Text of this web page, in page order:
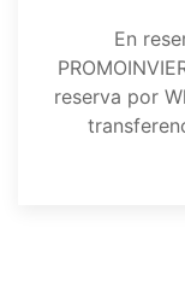
En
reserva por